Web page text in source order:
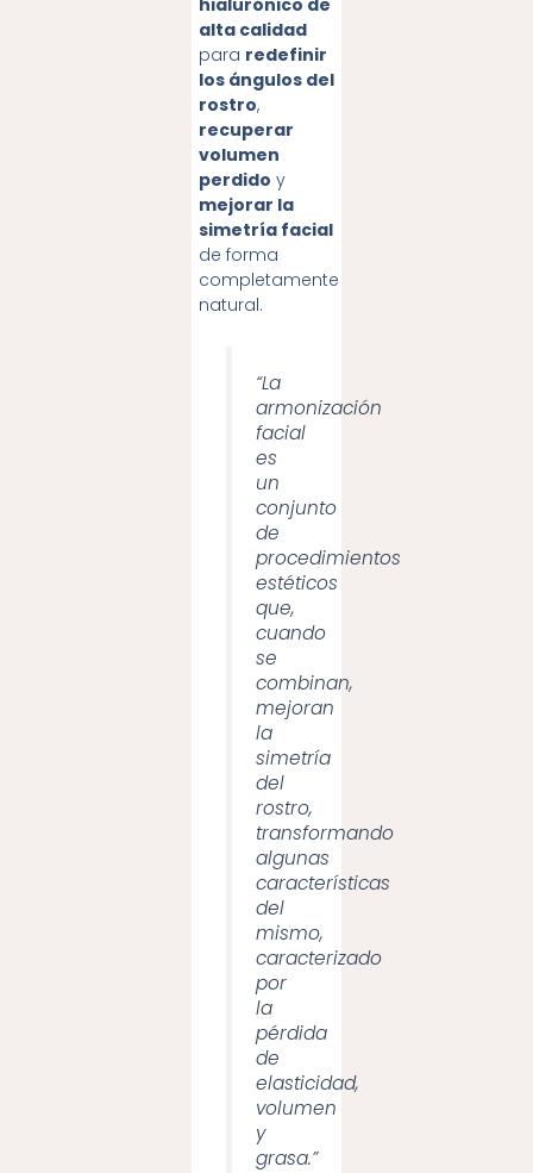
alta calidad
para redefinir
los ángulos del
rostro,
recuperar
volumen
perdido y
mejorar la
simetría facial
de forma
completamente
natural.
“La
armonización
facial
es
un
conjunto
de
procedimientos
estéticos
que,
cuando
se
combinan,
mejoran
la
simetría
del
rostro,
transformando
algunas
características
del
mismo,
caracterizado
por
la
pérdida
de
elasticidad,
volumen
y
grasa.”